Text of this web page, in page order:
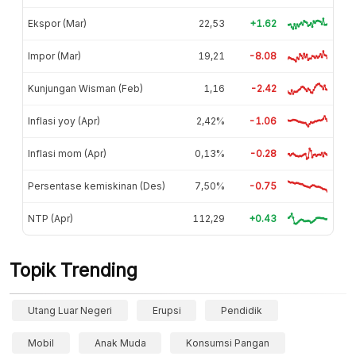
Ekspor (Mar) 22,53 +1.62
Impor (Mar) 19,21 -8.08
Kunjungan Wisman (Feb) 1,16 -2.42
Inflasi yoy (Apr) 2,42% -1.06
Inflasi mom (Apr) 0,13% -0.28
Persentase kemiskinan (Des) 7,50% -0.75
NTP (Apr) 112,29 +0.43
Topik Trending
Utang Luar Negeri Erupsi Pendidik
Mobil Anak Muda Konsumsi Pangan